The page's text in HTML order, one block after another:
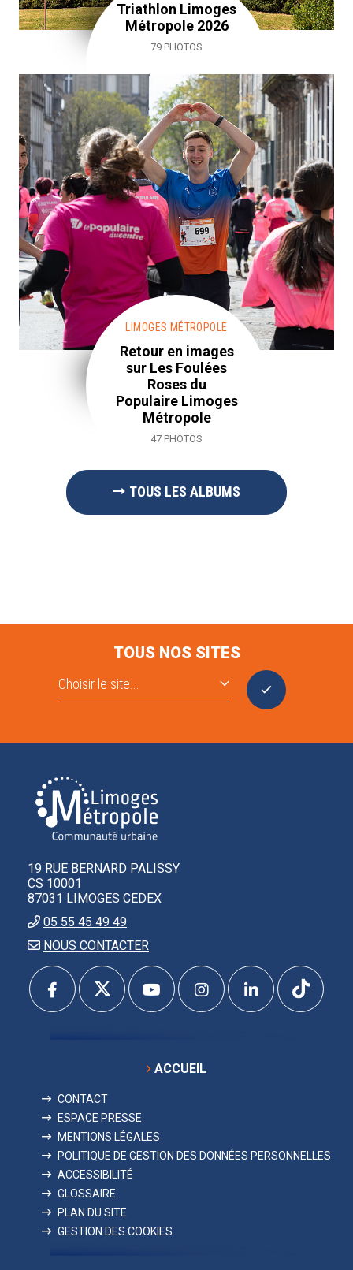
Triathlon Limoges
Métropole 2026
79 PHOTOS
LIMOGES MÉTROPOLE
Retour en images
sur Les Foulées
Roses du
Populaire Limoges
Métropole
47 PHOTOS
TOUS LES ALBUMS
TOUS NOS SITES
19 RUE BERNARD PALISSY
CS 10001
87031 LIMOGES CEDEX
05 55 45 49 49
NOUS CONTACTER
ACCUEIL
CONTACT
ESPACE PRESSE
MENTIONS LÉGALES
POLITIQUE DE GESTION DES DONNÉES PERSONNELLES
ACCESSIBILITÉ
GLOSSAIRE
PLAN DU SITE
GESTION DES COOKIES